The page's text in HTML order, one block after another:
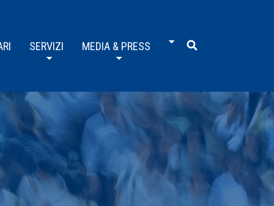
SERVIZI MEDIA & PRESS